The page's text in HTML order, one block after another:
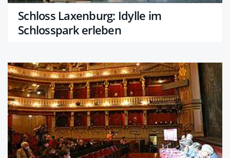
Schloss Laxenburg: Idylle im
Schlosspark erleben